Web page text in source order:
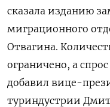
сказала изданию
миграционного
Отвагина.
ограничено, а
добавил вице-
туриндустрии